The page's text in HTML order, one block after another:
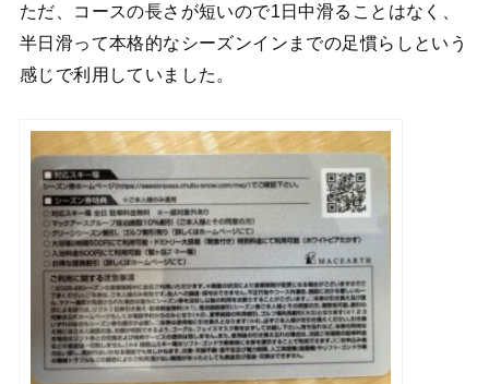
ただ、コースの長さが短いので1日中滑ることはなく、
半日滑って本格的なシーズンインまでの足慣らしという
感じで利用していました。